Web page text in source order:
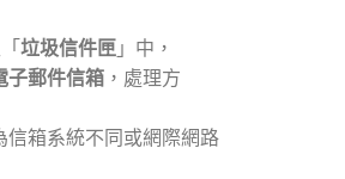
垃圾信件匣 」中，
子郵件信箱 ，處理方
信箱系統不同或網際網路